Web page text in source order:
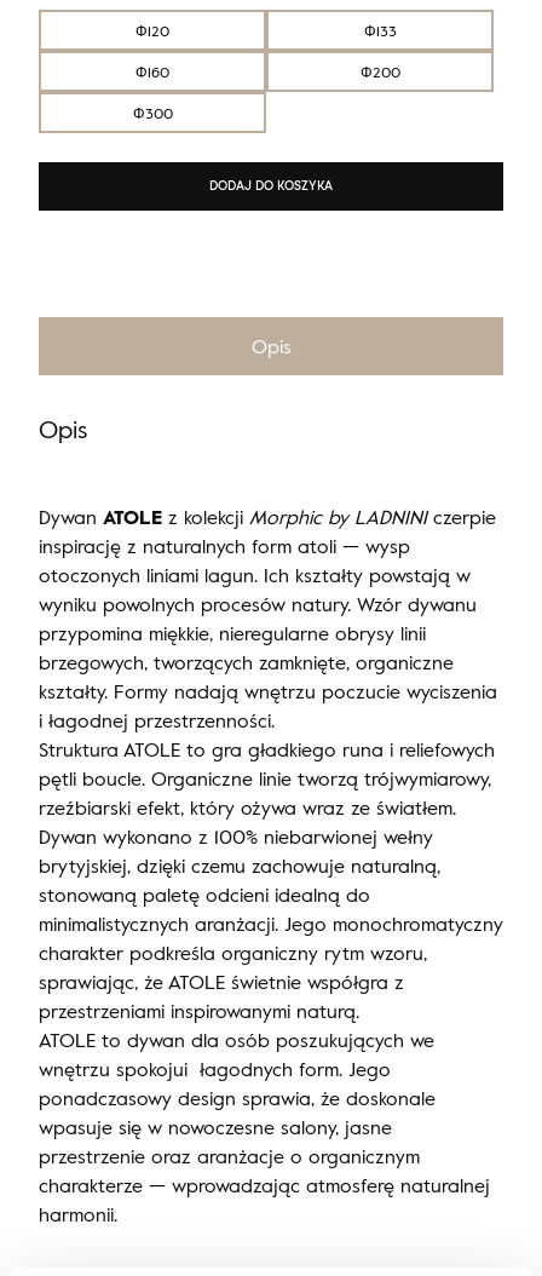
Φ120
Φ133
Φ160
Φ200
Φ300
DODAJ DO KOSZYKA
Opis
Opis
Dywan ATOLE z kolekcji Morphic by LADNINIczerpie
inspirację z naturalnych form atoli — wysp
otoczonych liniami lagun. Ich kształty powstają w
wyniku powolnych procesów natury. Wzór dywanu
przypomina miękkie, nieregularne obrysy linii
brzegowych, tworzących zamknięte, organiczne
kształty. Formy nadają wnętrzu poczucie wyciszenia
i łagodnej przestrzenności.
Struktura ATOLE to gra gładkiego runa i reliefowych
pętli boucle. Organiczne linie tworzą trójwymiarowy,
rzeźbiarski efekt, który ożywa wraz ze światłem.
Dywan wykonano z 100% niebarwionej wełny
brytyjskiej, dzięki czemu zachowuje naturalną,
stonowaną paletę odcieni idealną do
minimalistycznych aranżacji. Jego monochromatyczny
charakter podkreśla organiczny rytm wzoru,
sprawiając, że ATOLE świetnie współgra z
przestrzeniami inspirowanymi naturą.
ATOLE to dywan dla osób poszukujących we
wnętrzu spokojui łagodnych form. Jego
ponadczasowy design sprawia, że doskonale
wpasuje się w nowoczesne salony, jasne
przestrzenie oraz aranżacje o organicznym
charakterze — wprowadzając atmosferę naturalnej
harmonii.